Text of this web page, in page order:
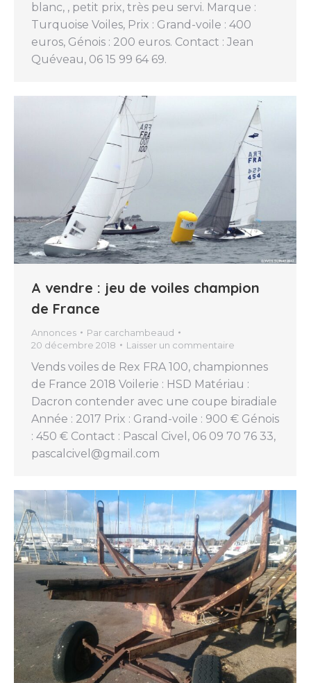
blanc, , petit prix, très peu servi. Marque :
Turquoise Voiles, Prix : Grand-voile : 400
euros, Génois : 200 euros. Contact : Jean
Quéveau, 06 15 99 64 69.
A vendre : jeu de voiles champion
de France
Annonces Par carchambeaud
20 décembre 2018
Laisser un commentaire
Vends voiles de Rex FRA 100, championnes
de France 2018 Voilerie : HSD Matériau :
Dacron contender avec une coupe biradiale
Année : 2017 Prix : Grand-voile : 900 € Génois
: 450 € Contact : Pascal Civel, 06 09 70 76 33,
pascalcivel@gmail.com